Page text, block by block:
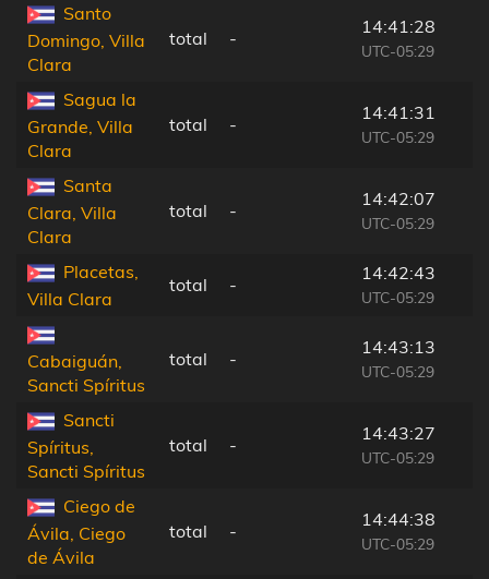
Santo
Domingo, Villa
Clara
total -
14:41:28
UTC-05:29
Sagua la
Grande, Villa
Clara
total -
14:41:31
UTC-05:29
Santa
Clara, Villa
Clara
total -
14:42:07
UTC-05:29
Placetas,
Villa Clara
total -
14:42:43
UTC-05:29
Cabaiguán,
Sancti Spíritus
total -
14:43:13
UTC-05:29
Sancti
Spíritus,
Sancti Spíritus
total -
14:43:27
UTC-05:29
Ciego de
Ávila, Ciego
de Ávila
total -
14:44:38
UTC-05:29